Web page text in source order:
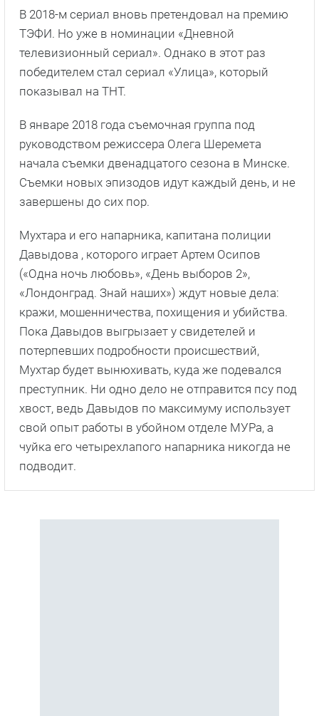
В 2018-м сериал вновь претендовал на премию
ТЭФИ. Но уже в номинации «Дневной
телевизионный сериал». Однако в этот раз
победителем стал сериал «Улица», который
показывал на ТНТ.
В январе 2018 года съемочная группа под
руководством режиссера Олега Шеремета
начала съемки двенадцатого сезона в Минске.
Съемки новых эпизодов идут каждый день, и не
завершены до сих пор.
Мухтара и его напарника, капитана полиции
Давыдова , которого играет Артем Осипов
(«Одна ночь любовь», «День выборов 2»,
«Лондонград. Знай наших») ждут новые дела:
кражи, мошенничества, похищения и убийства.
Пока Давыдов выгрызает у свидетелей и
потерпевших подробности происшествий,
Мухтар будет вынюхивать, куда же подевался
преступник. Ни одно дело не отправится псу под
хвост, ведь Давыдов по максимуму использует
свой опыт работы в убойном отделе МУРа, а
чуйка его четырехлапого напарника никогда не
подводит.